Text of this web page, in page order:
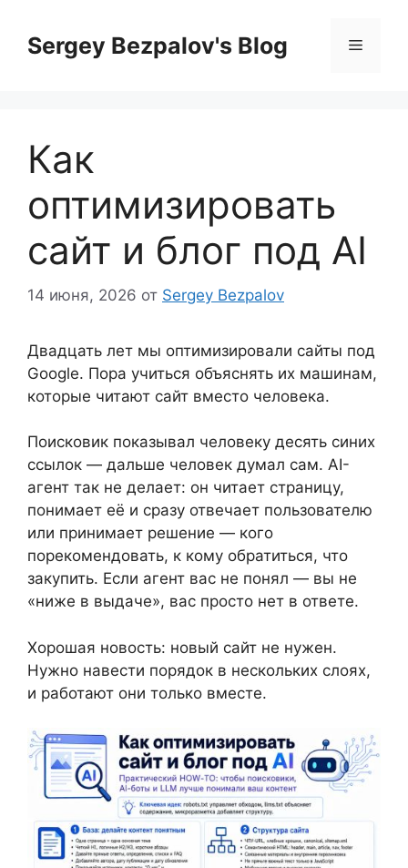
содержимому
Sergey Bezpalov's Blog Меню
Как
оптимизировать
сайт и блог под AI
14 июня, 2026 от Sergey Bezpalov
Двадцать лет мы оптимизировали сайты под
Google. Пора учиться объяснять их машинам,
которые читают сайт вместо человека.
Поисковик показывал человеку десять синих
ссылок — дальше человек думал сам. AI-
агент так не делает: он читает страницу,
понимает её и сразу отвечает пользователю
или принимает решение — кого
порекомендовать, к кому обратиться, что
закупить. Если агент вас не понял — вы не
«ниже в выдаче», вас просто нет в ответе.
Хорошая новость: новый сайт не нужен.
Нужно навести порядок в нескольких слоях,
и работают они только вместе.